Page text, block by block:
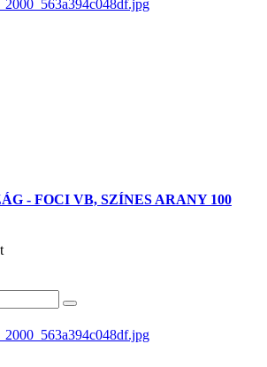
- FOCI VB, SZÍNES ARANY 100